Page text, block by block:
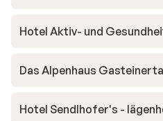
Hotel Aktiv- und
Das Alpenhaus
Hotel Sendlhofer's -